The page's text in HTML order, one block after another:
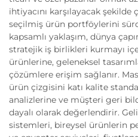
ihtiyacını karşılayacak
seçilmiş ürün portföylerini
kapsamlı yaklaşım, dünya
stratejik iş birlikleri kurmayı
ürünlerine, geleneksel
çözümlere erişim sağlanır.
ürün çizgisini katı kalite
analizlerine ve müşteri geri
dayalı olarak değerlendirir.
sistemleri, bireysel ürünlerin